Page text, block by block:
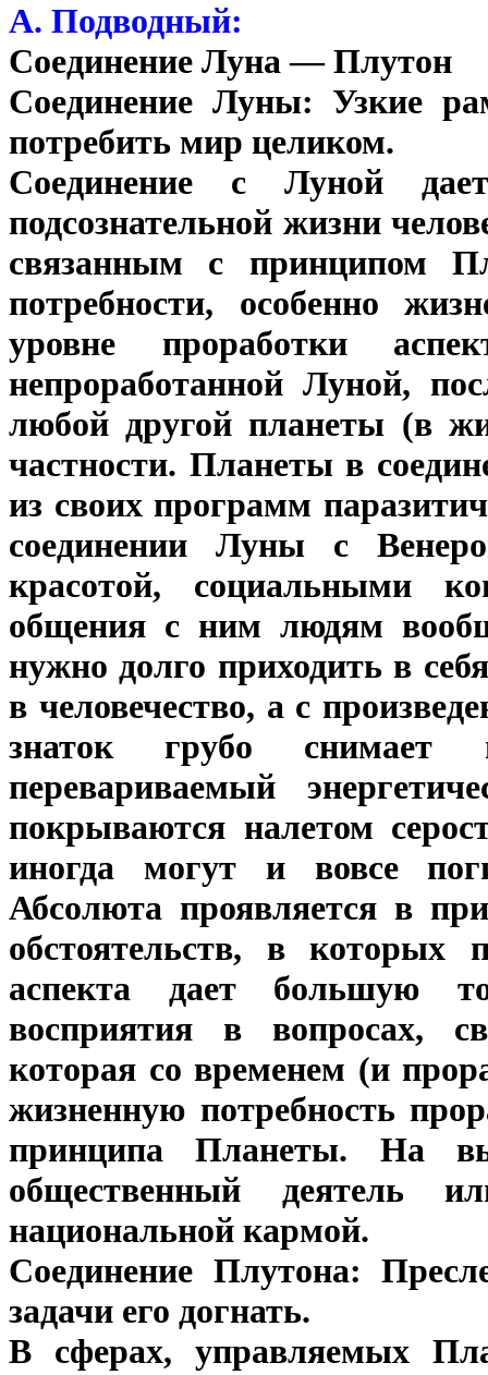
А. Подводный:
Соединение Луна — Плутон
Соединение Луны: Узкие
потребить мир целиком.
Соединение с Луной
подсознательной жизни
связанным с принципом
потребности, особенно
уровне проработки
непроработанной Луной,
любой другой планеты (в
частности. Планеты в
из своих программ
соединении Луны с
красотой, социальными
общения с ним людям
нужно долго приходить в
в человечество, а с
знаток грубо снимает
перевариваемый
покрываются налетом
иногда могут и вовсе
Абсолюта проявляется в
обстоятельств, в которых
аспекта дает большую
восприятия в вопросах,
которая со временем (и
жизненную потребность
принципа Планеты. На
общественный деятель
национальной кармой.
Соединение Плутона:
задачи его догнать.
В сферах, управляемых